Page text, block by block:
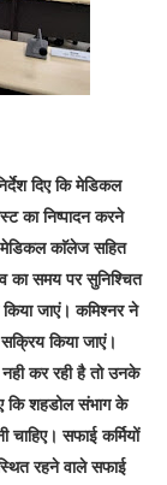
दिए कि मेडिकल
का निष्पादन करने
मेडिकल काॅलेज सहित
का समय पर सुनिश्चित
जाएं। कमिश्नर ने
किया जाएं।
कर रही है तो उनके
कि शहडोल संभाग के
चाहिए। सफाई कर्मियों
रहने वाले सफाई